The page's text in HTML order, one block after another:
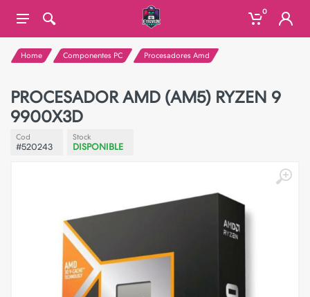
0
Home Componentes PC Procesadores Amd
PROCESADOR AMD (AM5) RYZEN 9
9900X3D
Cod
#520243
Stock
DISPONIBLE